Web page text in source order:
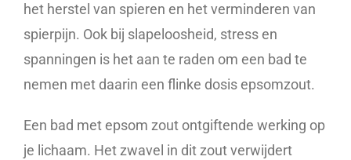
het herstel van spieren en het verminderen van
spierpijn. Ook bij slapeloosheid, stress en
spanningen is het aan te raden om een bad te
nemen met daarin een flinke dosis epsomzout.
Een bad met epsom zout ontgiftende werking op
je lichaam. Het zwavel in dit zout verwijdert